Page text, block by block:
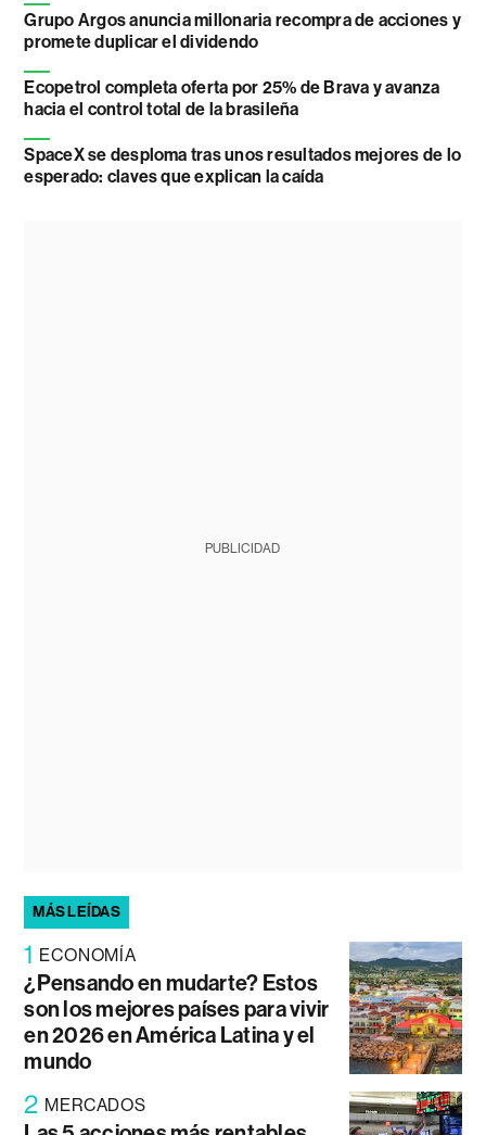
Grupo Argos anuncia millonaria recompra de acciones y
promete duplicar el dividendo
Ecopetrol completa oferta por 25% de Brava y avanza
hacia el control total de la brasileña
SpaceX se desploma tras unos resultados mejores de lo
esperado: claves que explican la caída
PUBLICIDAD
MÁS LEÍDAS
1 ECONOMÍA
¿Pensando en mudarte? Estos
son los mejores países para vivir
en 2026 en América Latina y el
mundo
2 MERCADOS